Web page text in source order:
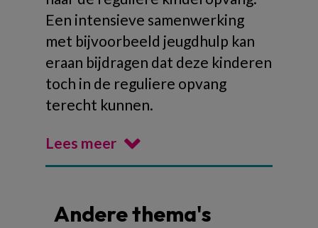
Een intensieve samenwerking
met bijvoorbeeld jeugdhulp kan
eraan bijdragen dat deze kinderen
toch in de reguliere opvang
terecht kunnen.
Lees meer
Andere thema's